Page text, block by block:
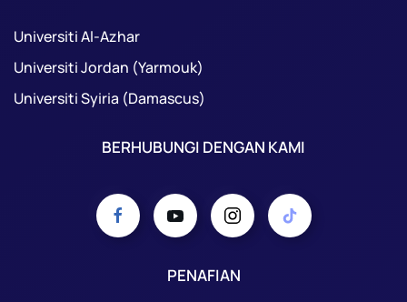
Universiti Al-Azhar
Universiti Jordan (Yarmouk)
Universiti Syiria (Damascus)
BERHUBUNGI DENGAN KAMI
PENAFIAN